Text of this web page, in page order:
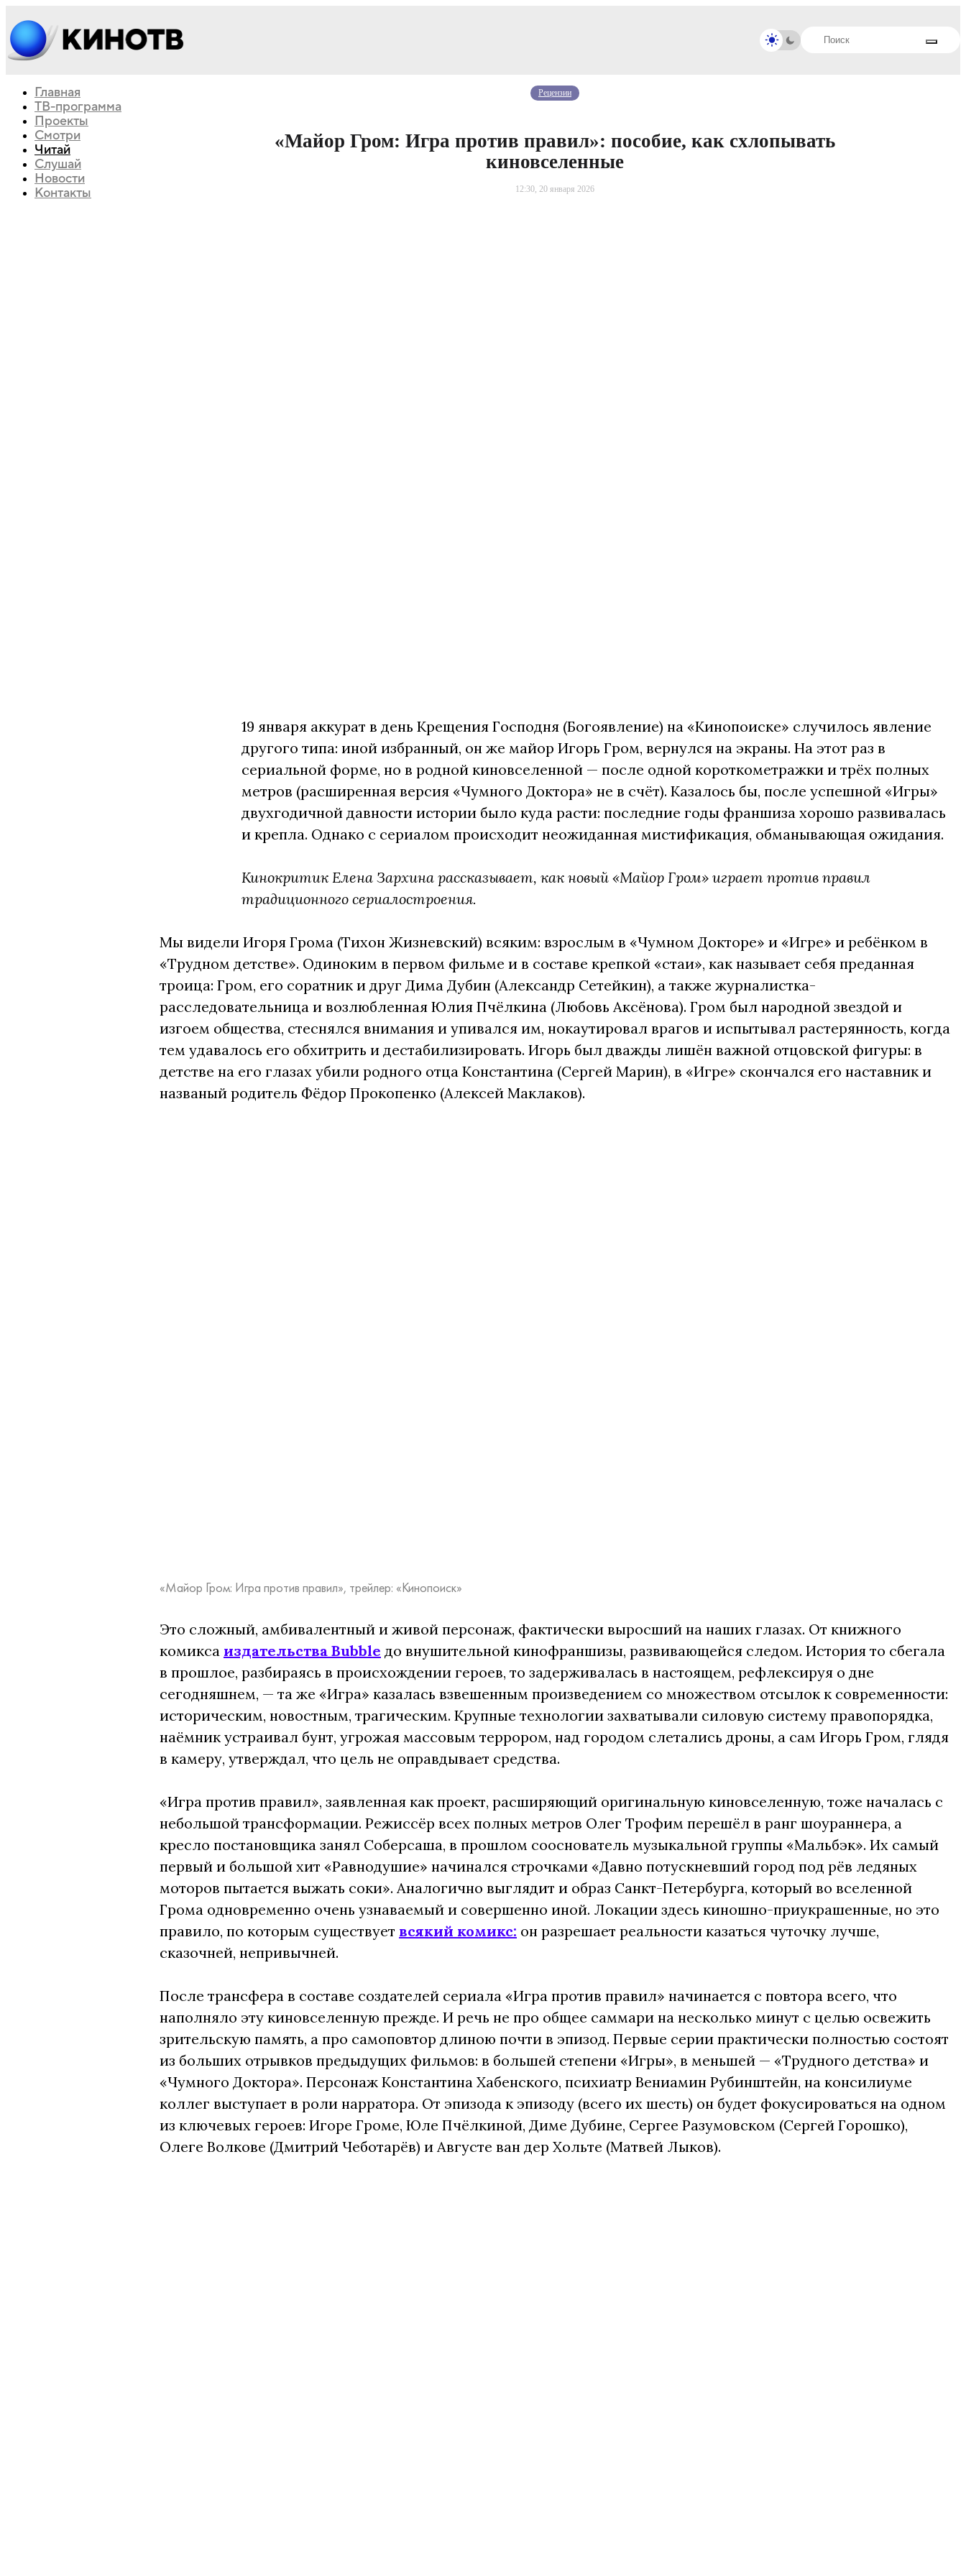
Главная
ТВ-программа
Проекты
Смотри
Читай
Слушай
Новости
Контакты
Рецензии
«Майор Гром: Игра против правил»: пособие, как схлопывать
киновселенные
12:30, 20 января 2026
19 января аккурат в день Крещения Господня (Богоявление) на «Кинопоиске» случилось явление
другого типа: иной избранный, он же майор Игорь Гром, вернулся на экраны. На этот раз в
сериальной форме, но в родной киновселенной — после одной короткометражки и трёх полных
метров (расширенная версия «Чумного Доктора» не в счёт). Казалось бы, после успешной «Игры»
двухгодичной давности истории было куда расти: последние годы франшиза хорошо развивалась
и крепла. Однако с сериалом происходит неожиданная мистификация, обманывающая ожидания.
Кинокритик Елена Зархина рассказывает, как новый «Майор Гром» играет против правил
традиционного сериалостроения.
Мы видели Игоря Грома (Тихон Жизневский) всяким: взрослым в «Чумном Докторе» и «Игре» и ребёнком в
«Трудном детстве». Одиноким в первом фильме и в составе крепкой «стаи», как называет себя преданная
троица: Гром, его соратник и друг Дима Дубин (Александр Сетейкин), а также журналистка-
расследовательница и возлюбленная Юлия Пчёлкина (Любовь Аксёнова). Гром был народной звездой и
изгоем общества, стеснялся внимания и упивался им, нокаутировал врагов и испытывал растерянность, когда
тем удавалось его обхитрить и дестабилизировать. Игорь был дважды лишён важной отцовской фигуры: в
детстве на его глазах убили родного отца Константина (Сергей Марин), в «Игре» скончался его наставник и
названый родитель Фёдор Прокопенко (Алексей Маклаков).
«Майор Гром: Игра против правил», трейлер: «Кинопоиск»
Это сложный, амбивалентный и живой персонаж, фактически выросший на наших глазах. От книжного
комикса издательства Bubble до внушительной кинофраншизы, развивающейся следом. История то сбегала
в прошлое, разбираясь в происхождении героев, то задерживалась в настоящем, рефлексируя о дне
сегодняшнем, — та же «Игра» казалась взвешенным произведением со множеством отсылок к современности:
историческим, новостным, трагическим. Крупные технологии захватывали силовую систему правопорядка,
наёмник устраивал бунт, угрожая массовым террором, над городом слетались дроны, а сам Игорь Гром, глядя
в камеру, утверждал, что цель не оправдывает средства.
«Игра против правил», заявленная как проект, расширяющий оригинальную киновселенную, тоже началась с
небольшой трансформации. Режиссёр всех полных метров Олег Трофим перешёл в ранг шоураннера, а
кресло постановщика занял Соберсаша, в прошлом сооснователь музыкальной группы «Мальбэк». Их самый
первый и большой хит «Равнодушие» начинался строчками «Давно потускневший город под рёв ледяных
моторов пытается выжать соки». Аналогично выглядит и образ Санкт-Петербурга, который во вселенной
Грома одновременно очень узнаваемый и совершенно иной. Локации здесь киношно-приукрашенные, но это
правило, по которым существует всякий комикс: он разрешает реальности казаться чуточку лучше,
сказочней, непривычней.
После трансфера в составе создателей сериала «Игра против правил» начинается с повтора всего, что
наполняло эту киновселенную прежде. И речь не про общее саммари на несколько минут с целью освежить
зрительскую память, а про самоповтор длиною почти в эпизод. Первые серии практически полностью состоят
из больших отрывков предыдущих фильмов: в большей степени «Игры», в меньшей — «Трудного детства» и
«Чумного Доктора». Персонаж Константина Хабенского, психиатр Вениамин Рубинштейн, на консилиуме
коллег выступает в роли нарратора. От эпизода к эпизоду (всего их шесть) он будет фокусироваться на одном
из ключевых героев: Игоре Громе, Юле Пчёлкиной, Диме Дубине, Сергее Разумовском (Сергей Горошко),
Олеге Волкове (Дмитрий Чеботарёв) и Августе ван дер Хольте (Матвей Лыков).